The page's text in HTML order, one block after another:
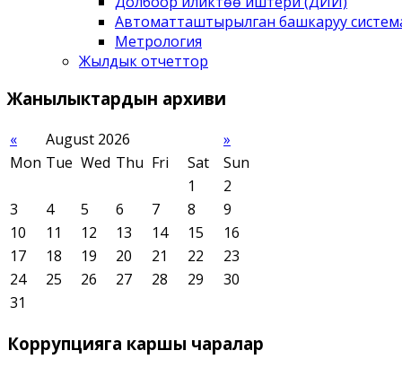
Автоматташтырылган башкаруу
Метрология
Жылдык отчеттор
Жанылыктардын архиви
« August 2026
»
Mon Tue Wed Thu Fri Sat
Sun
1
2
3
4 5 6 7 8
9
10
11 12 13 14 15
16
17
18 19 20 21 22
23
24
25 26 27 28 29
30
31
Коррупцияга каршы чаралар